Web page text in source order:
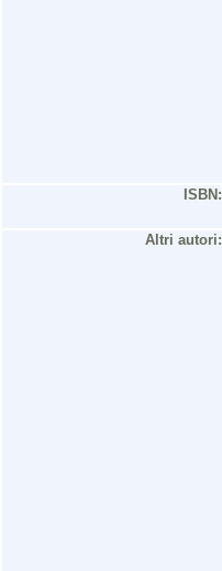
ISBN:
Altri autori: